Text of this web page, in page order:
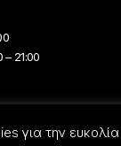
– 21:00
για την